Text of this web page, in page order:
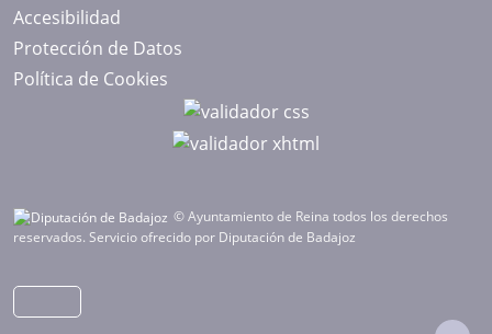
Accesibilidad
Protección de Datos
Política de Cookies
© Ayuntamiento de Reina todos los derechos
reservados. Servicio ofrecido por Diputación de Badajoz